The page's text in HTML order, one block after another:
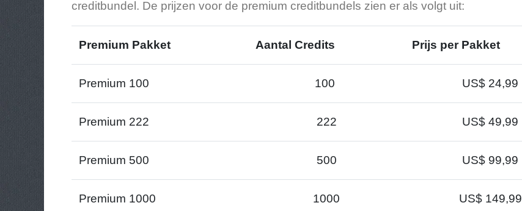
creditbundel. De prijzen voor de premium creditbundels zien er als volgt uit:
Premium Pakket Aantal Credits Prijs per Pakket
Premium 100 100 US$ 24,99
Premium 222 222 US$ 49,99
Premium 500 500 US$ 99,99
Premium 1000 1000 US$ 149,99